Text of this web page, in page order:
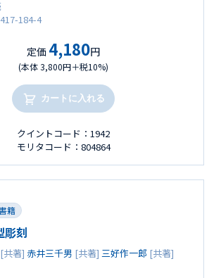
184-4
定価 4,180円
(本体 3,800円＋税10%)
カートに入れる
クイントコード：1942
モリタコード：804864
籍
彫刻
[共著] 赤井三千男 [共著] 三好作一郎 [共著]